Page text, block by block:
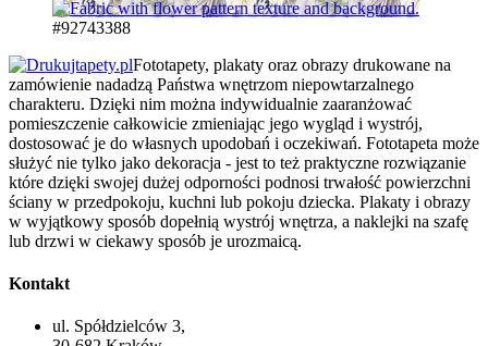
#92743388
Fototapety, plakaty oraz obrazy drukowane na
zamówienie nadadzą Państwa wnętrzom niepowtarzalnego
charakteru. Dzięki nim można indywidualnie zaaranżować
pomieszczenie całkowicie zmieniając jego wygląd i wystrój,
dostosować je do własnych upodobań i oczekiwań. Fototapeta może
służyć nie tylko jako dekoracja - jest to też praktyczne rozwiązanie
które dzięki swojej dużej odporności podnosi trwałość powierzchni
ściany w przedpokoju, kuchni lub pokoju dziecka. Plakaty i obrazy
w wyjątkowy sposób dopełnią wystrój wnętrza, a naklejki na szafę
lub drzwi w ciekawy sposób je urozmaicą.
Kontakt
ul. Spółdzielców 3,